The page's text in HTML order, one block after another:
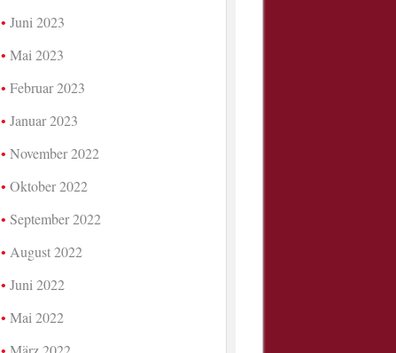
Juni 2023
Mai 2023
Februar 2023
Januar 2023
November 2022
Oktober 2022
September 2022
August 2022
Juni 2022
Mai 2022